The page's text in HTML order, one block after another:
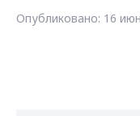
Опубликовано: 16